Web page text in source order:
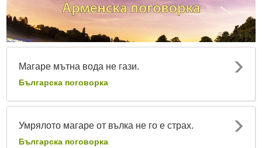
Магаре мътна вода не гази.
Българска поговорка
Умрялото магаре от вълка не го е страх.
Българска поговорка